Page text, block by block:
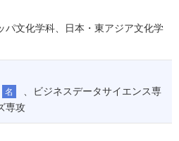
パ文化学科、日本・東アジア文化学
名
、ビジネスデータサイエンス専
専攻